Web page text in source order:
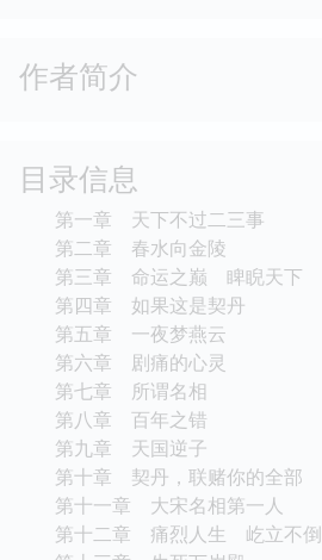
作者简介
目录信息
第一章 天下不过二三事
第二章 春水向金陵
第三章 命运之巅 睥睨天下
第四章 如果这是契丹
第五章 一夜梦燕云
第六章 剧痛的心灵
第七章 所谓名相
第八章 百年之错
第九章 天国逆子
第十章 契丹，联赌你的全部
第十一章 大宋名相第一人
第十二章 痛烈人生 屹立不倒